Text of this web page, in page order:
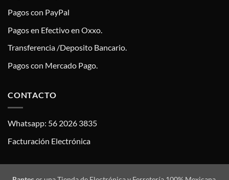
Pagos con PayPal
Pagos en Efectivo en Oxxo.
Transferencia /Deposito Bancario.
Pagos con Mercado Pago.
CONTACTO
Whatsapp: 56 2026 3835
Facturación Electrónica